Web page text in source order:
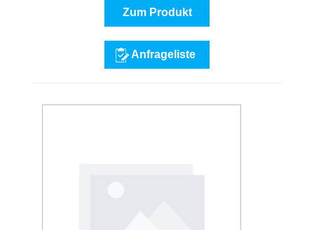
Zum Produkt
Anfrageliste